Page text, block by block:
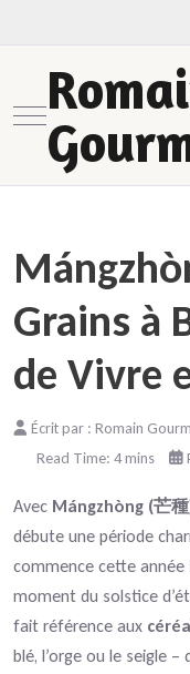
Mobile Menu Toggle
Grains à
de Vivre
Écrit par : Romain
Read Time: 4 mins
Avec Mángzhòng (芒
débute une période
commence cette année
moment du solstice
fait référence aux
blé, l’orge ou le seigle